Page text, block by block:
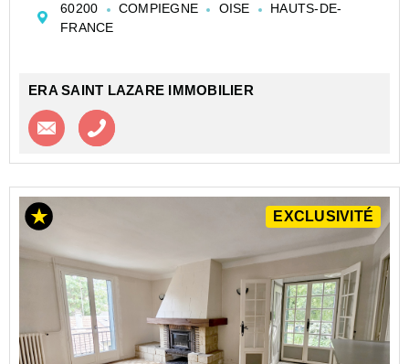
aménagée, garage grand gabarit avec espace
buanderie...
60200 COMPIEGNE OISE
HAUTS-DE-
FRANCE
ERA SAINT LAZARE IMMOBILIER
Contacter l'agence
EXCLUSIVITÉ